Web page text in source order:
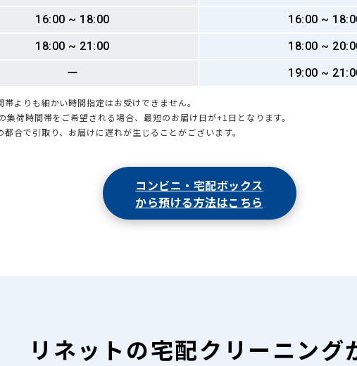
16:00 ~ 18:00
16:00 ~
18:00 ~ 21:00
18:00 ~
ー
19:00 ~
よりも細かい時間指定はお受けできません。
荷時間帯をご希望される場合、最短のお届け日が+1日となります。
合で引取り、お届けに遅れが生じることがございます。
コンビニ・宅配ボックス
から預ける方法はこちら
リネットの宅配クリーニング